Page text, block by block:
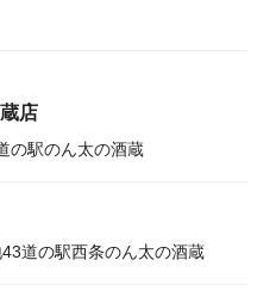
店
の駅のん太の酒蔵
道の駅西条のん太の酒蔵